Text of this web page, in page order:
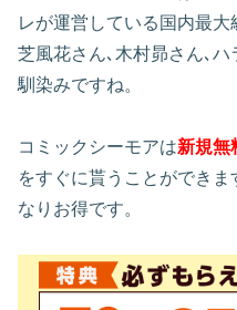
レが運営している国内最
芝風花さん､木村昴さん､
馴染みですね。
コミックシーモアは新規無
をすぐに貰うことができ
なりお得です。